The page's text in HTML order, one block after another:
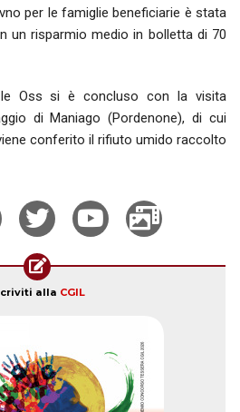
per le famiglie beneficiarie è stata
un risparmio medio in bolletta di 70
Oss si è concluso con la visita
di Maniago (Pordenone), di cui
conferito il rifiuto umido raccolto
alla CGIL